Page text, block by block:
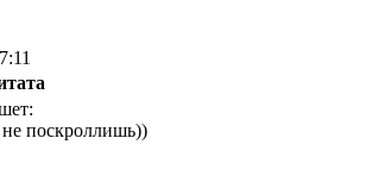
поскроллишь))